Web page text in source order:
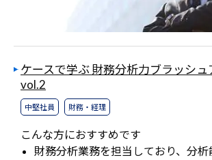
ケースで学ぶ 財務分析力ブラッシ
vol.2
中堅社員 財務・経理
こんな方におすすめです
財務分析業務を担当しており、分